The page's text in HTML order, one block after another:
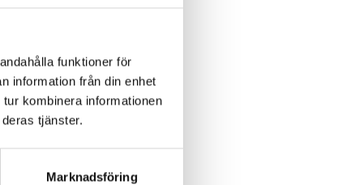
funktioner för
information från din enhet
kombinera informationen
tjänster.
Marknadsföring